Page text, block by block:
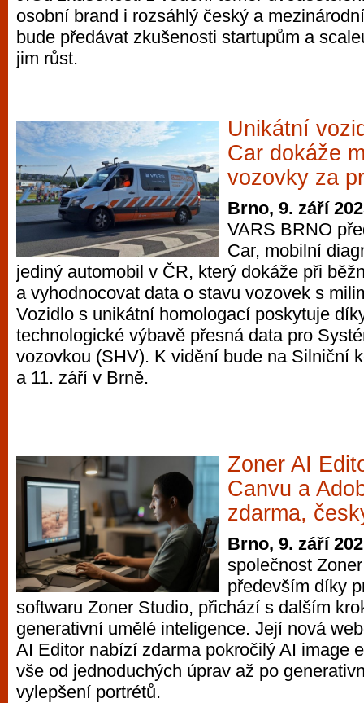
osobní brand i rozsáhlý český a
bude předávat zkušenosti startupům a
jim růst.
Unikátní
Car dokáže
vozovky za
Brno, 9. září
VARS BRNO
Car, mobilní
jediný automobil v ČR, který dokáže při
a vyhodnocovat data o stavu vozovek s
Vozidlo s unikátní homologací poskytuje
technologické výbavě přesná data pro
vozovkou (SHV). K vidění bude na Silniční
a 11. září v Brně.
Zoner AI
Canvu a
zdarma,
Brno, 9. září
společnost
především díky
softwaru Zoner Studio, přichází s dalším
generativní umělé inteligence. Její nová
AI Editor nabízí zdarma pokročilý AI image
vše od jednoduchých úprav až po
vylepšení portrétů.